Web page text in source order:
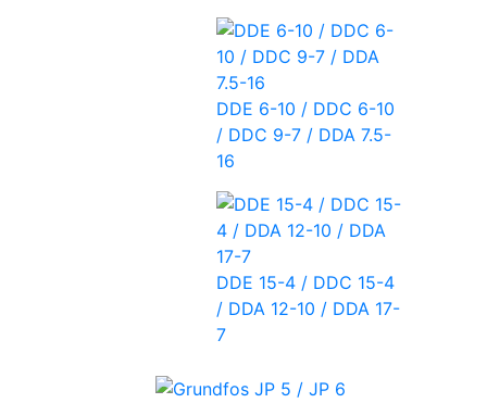
DDE 6-10 / DDC 6-10
/ DDC 9-7 / DDA 7.5-
16
DDE 15-4 / DDC 15-4
/ DDA 12-10 / DDA 17-
7